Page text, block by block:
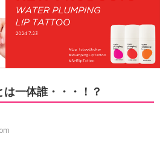
一体誰・・・！？